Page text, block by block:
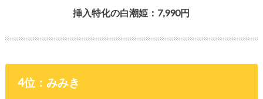
挿入特化の白潮姫：7,990円
4位：みみき